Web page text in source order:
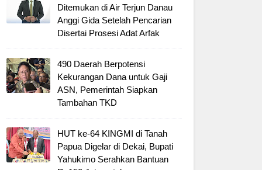
Ditemukan di Air Terjun Danau
Anggi Gida Setelah Pencarian
Disertai Prosesi Adat Arfak
490 Daerah Berpotensi
Kekurangan Dana untuk Gaji
ASN, Pemerintah Siapkan
Tambahan TKD
HUT ke-64 KINGMI di Tanah
Papua Digelar di Dekai, Bupati
Yahukimo Serahkan Bantuan